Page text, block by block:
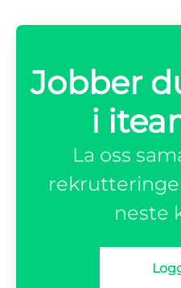
Jobber
i
La oss
neste